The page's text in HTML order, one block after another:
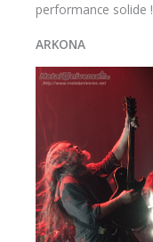
performance solide !
ARKONA